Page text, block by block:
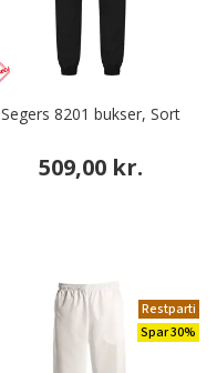
Segers 8201 bukser, Sort
509,00 kr.
Restparti
Spar 30%